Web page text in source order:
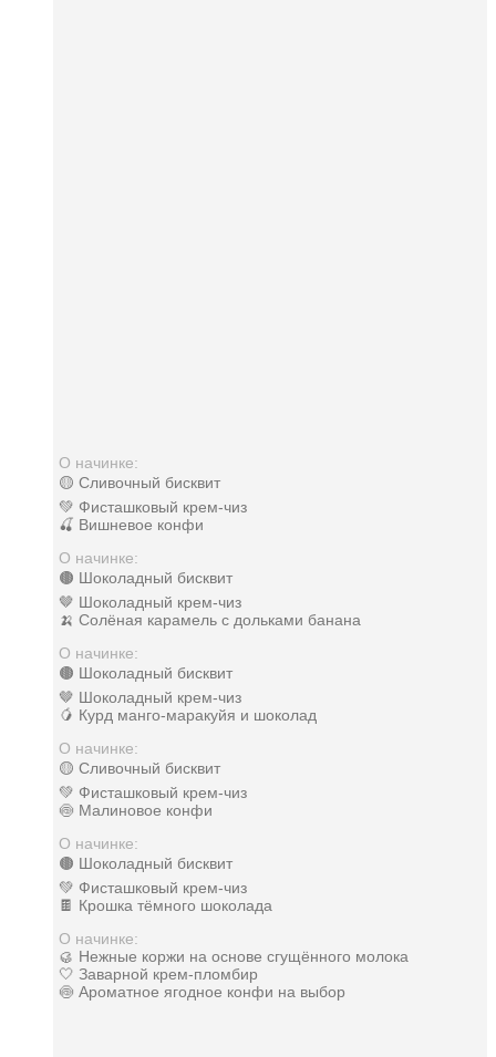
О начинке:
🟡 Сливочный бисквит
💚 Фисташковый крем-чиз
🍒 Вишневое конфи
О начинке:
🟤 Шоколадный бисквит
🤎 Шоколадный крем-чиз
🍌 Солёная карамель с дольками банана
О начинке:
🟤 Шоколадный бисквит
🤎 Шоколадный крем-чиз
🥭 Курд манго-маракуйя и шоколад
О начинке:
🟡 Сливочный бисквит
💚 Фисташковый крем-чиз
🍥 Малиновое конфи
О начинке:
🟤 Шоколадный бисквит
💚 Фисташковый крем-чиз
🍫 Крошка тёмного шоколада
О начинке:
🥮 Нежные коржи на основе сгущённого молока
🤍 Заварной крем-пломбир
🍥 Ароматное ягодное конфи на выбор